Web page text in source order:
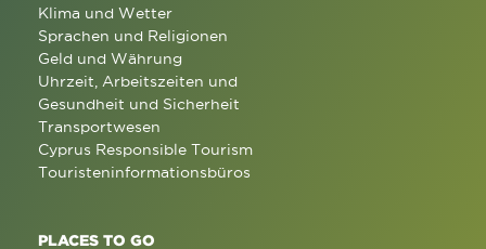
Klima und Wetter
Sprachen und Religionen
Geld und Währung
Uhrzeit, Arbeitszeiten und
Gesundheit und Sicherheit
Transportwesen
Cyprus Responsible Tourism
Touristeninformationsbüros
PLACES TO GO